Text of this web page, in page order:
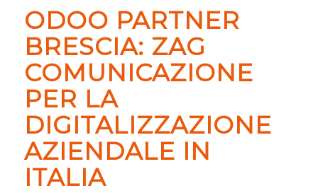
ODOO PARTNER
BRESCIA: ZAG
COMUNICAZIONE
PER LA
DIGITALIZZAZIONE
AZIENDALE IN
ITALIA